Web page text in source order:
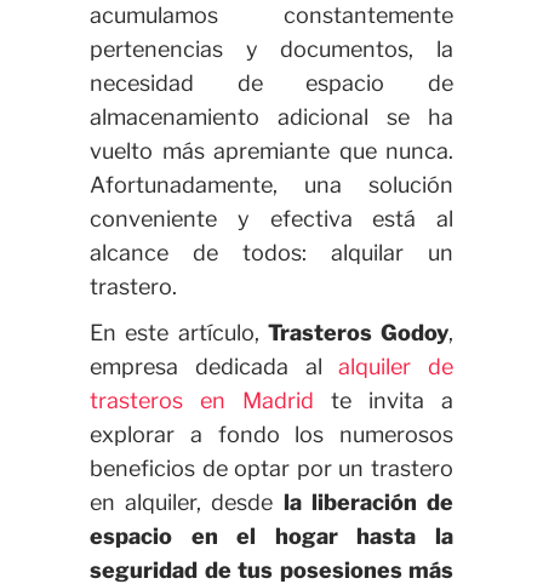
acumulamos constantemente
pertenencias y documentos, la
necesidad de espacio de
almacenamiento adicional se ha
vuelto más apremiante que nunca.
Afortunadamente, una solución
conveniente y efectiva está al
alcance de todos: alquilar un
trastero.
En este artículo, Trasteros Godoy,
empresa dedicada alalquiler de
trasteros en Madrid te invita a
explorar a fondo los numerosos
beneficios de optar por un trastero
en alquiler, desde la liberación de
espacio en el hogar hasta la
seguridad de tus posesiones más